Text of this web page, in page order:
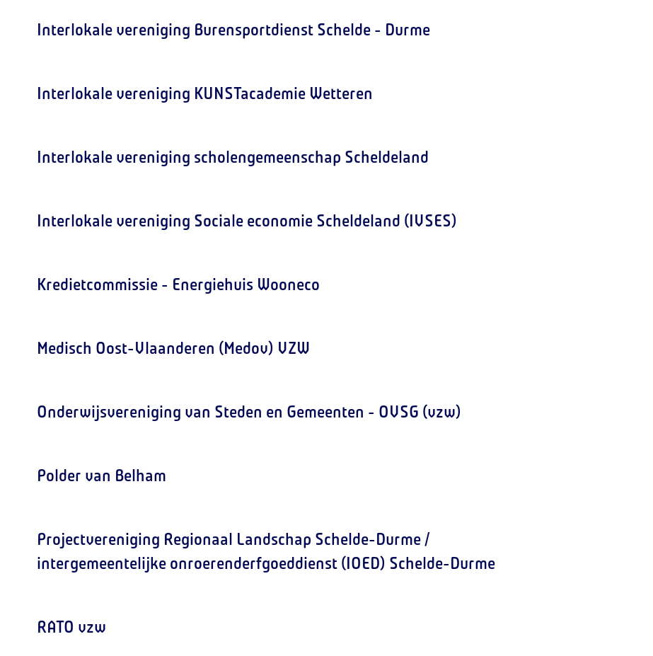
Interlokale vereniging Burensportdienst Schelde - Durme
Interlokale vereniging KUNSTacademie Wetteren
Interlokale vereniging scholengemeenschap Scheldeland
Interlokale vereniging Sociale economie Scheldeland (IVSES)
Kredietcommissie - Energiehuis Wooneco
Medisch Oost-Vlaanderen (Medov) VZW
Onderwijsvereniging van Steden en Gemeenten - OVSG (vzw)
Polder van Belham
Projectvereniging Regionaal Landschap Schelde-Durme /
intergemeentelijke onroerenderfgoeddienst (IOED) Schelde-Durme
RATO vzw